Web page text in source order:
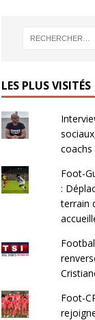
LES PLUS VISITÉS
Foot-
:
terrain
Foot-